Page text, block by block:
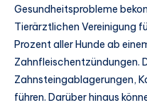
Gesundheitsprobleme
Tierärztlichen Vereinigung
Prozent aller Hunde ab
Zahnfleischentzündungen.
Zahnsteingablagerungen,
führen. Darüber hinaus